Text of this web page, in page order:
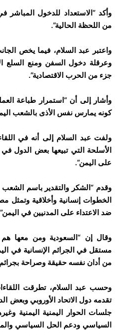
وأكد “الاستعداد للدخول
من اللحظة الحالية”.
واعتبر عبد السلام، فيما يخص
وعرقلة دخول السفن ومنع السلع
جزء من الحرب الاقتصادية”.
وأشار إلى أن “استمرار طباعة
كونه يمارس نفس الأذى بالشعب
ولفت عبد السلام إلى أنه في
الأسلحة التي تبيعها بعض الدول في
على اليمن”.
وقدم “الشكر والتقدير باسم الشعب
الخطوات إنسانية وأخلاقية وتمثل
ضد الاعتداء على المدنيين في
وقال إن “السعودية ومن معها
مستقل في الجرائم الإنسانية في
من أدان نفسه حقيقة وصراحة بجرائم
وحسب عبد السلام، تطرقت
تقدمه دول الاتحاد الأوروبي وبعض
جلسات الحوار اليمنية اليمنية
السياسي ودعم الحل السياسي